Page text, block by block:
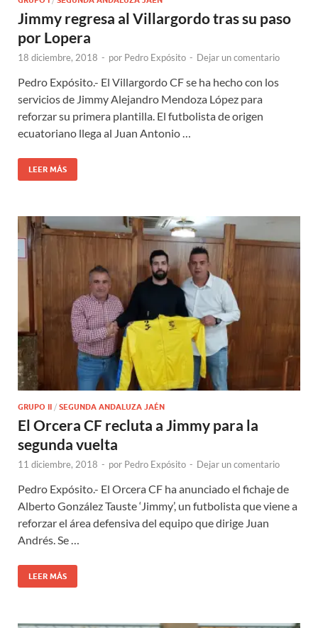
Jimmy regresa al Villargordo tras su paso
por Lopera
18 diciembre, 2018 - por Pedro Expósito - Dejar un comentario
Pedro Expósito.- El Villargordo CF se ha hecho con los
servicios de Jimmy Alejandro Mendoza López para
reforzar su primera plantilla. El futbolista de origen
ecuatoriano llega al Juan Antonio …
LEER MÁS
GRUPO II / SEGUNDA ANDALUZA JAÉN
El Orcera CF recluta a Jimmy para la
segunda vuelta
11 diciembre, 2018 - por Pedro Expósito - Dejar un comentario
Pedro Expósito.- El Orcera CF ha anunciado el fichaje de
Alberto González Tauste ‘Jimmy’, un futbolista que viene a
reforzar el área defensiva del equipo que dirige Juan
Andrés. Se …
LEER MÁS